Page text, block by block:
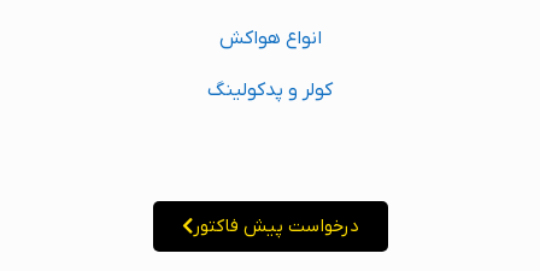
انواع هواکش
کولر و پدکولینگ
درخواست پیش فاکتور